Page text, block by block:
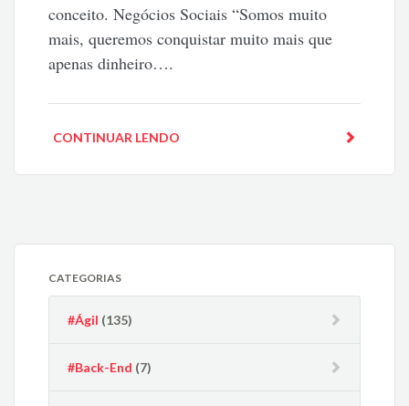
conceito. Negócios Sociais “Somos muito
mais, queremos conquistar muito mais que
apenas dinheiro….
CONTINUAR LENDO
CATEGORIAS
#Ágil (135)
#Back-End (7)